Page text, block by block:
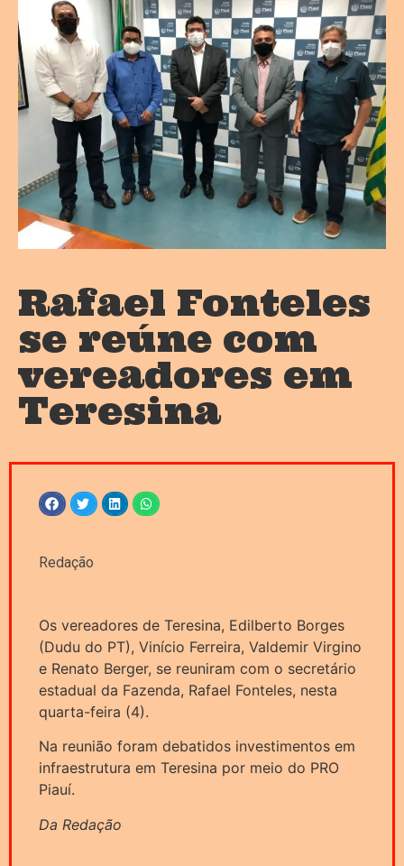
Rafael Fonteles
se reúne com
vereadores em
Teresina
Redação
Os vereadores de Teresina, Edilberto Borges
(Dudu do PT), Vinício Ferreira, Valdemir Virgino
e Renato Berger, se reuniram com o secretário
estadual da Fazenda, Rafael Fonteles, nesta
quarta-feira (4).
Na reunião foram debatidos investimentos em
infraestrutura em Teresina por meio do PRO
Piauí.
Da Redação